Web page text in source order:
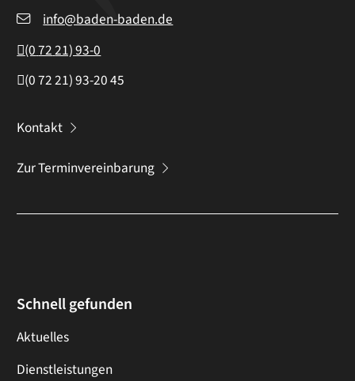
info@baden-baden.de
(07221) 93-0
(07221) 93-2045
Kontakt
Zur Terminvereinbarung
Schnell gefunden
Aktuelles
Dienstleistungen